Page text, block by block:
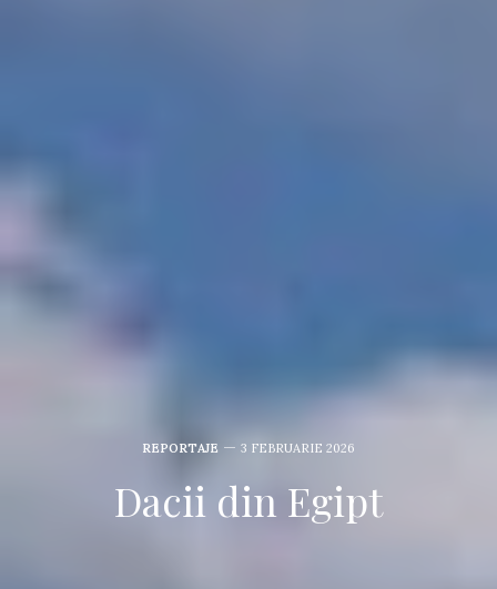
REPORTAJE 3 FEBRUARIE 2026
Dacii din Egipt